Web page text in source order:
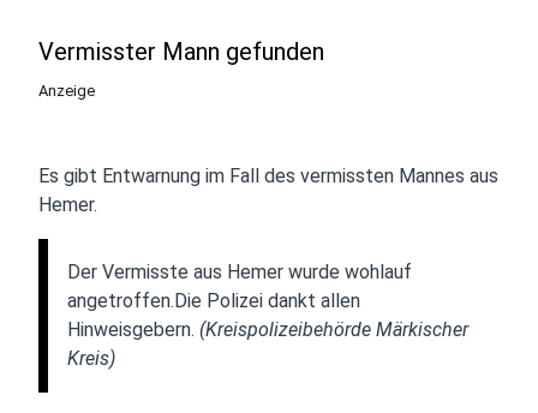
Vermisster Mann gefunden
Anzeige
Es gibt Entwarnung im Fall des vermissten Mannes aus
Hemer.
Der Vermisste aus Hemer wurde wohlauf
angetroffen.Die Polizei dankt allen
Hinweisgebern. (Kreispolizeibehörde Märkischer
Kreis)